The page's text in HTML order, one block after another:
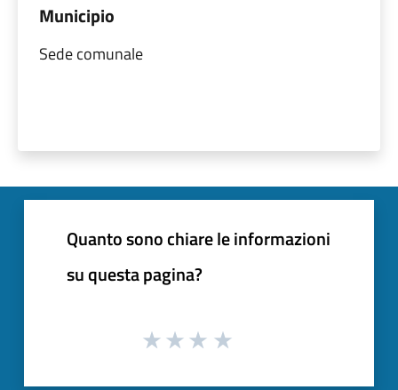
Municipio
Sede comunale
Quanto sono chiare le informazioni
su questa pagina?